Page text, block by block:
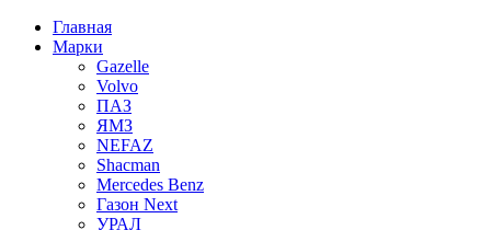
Главная
Марки
Gazelle
Volvo
ПАЗ
ЯМЗ
NEFAZ
Shacman
Mercedes Benz
Газон Next
УРАЛ